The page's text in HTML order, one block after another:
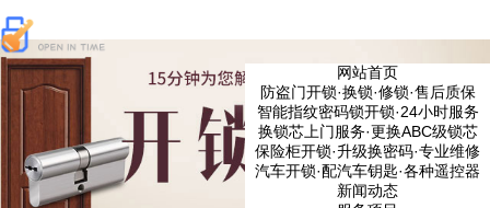
网站首页
防盗门开锁·换锁·修锁·售后质保
智能指纹密码锁开锁·24小时服务
换锁芯上门服务·更换ABC级锁芯
保险柜开锁·升级换密码·专业维修
汽车开锁·配汽车钥匙·各种遥控器
新闻动态